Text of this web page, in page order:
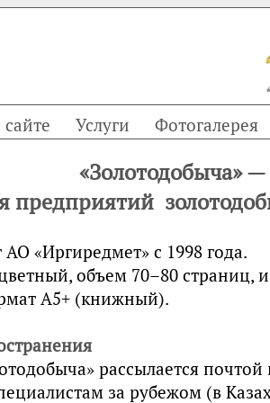
Услуги Фотогалерея
«Зoлотодобыча» —
предприятий
«Иргиредмeт» с 1998 года.
объем 70–80 страниц,
А5+ (книжный).
рассылается
за рубежом (в